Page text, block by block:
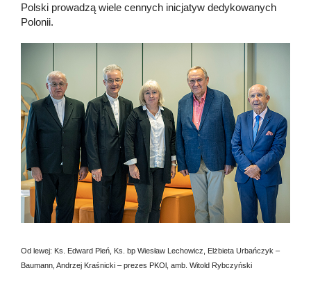
Polski prowadzą wiele cennych inicjatyw dedykowanych
Polonii.
Od lewej: Ks. Edward Pleń, Ks. bp Wiesław Lechowicz, Elżbieta Urbańczyk –
Baumann, Andrzej Kraśnicki – prezes PKOl, amb. Witold Rybczyński